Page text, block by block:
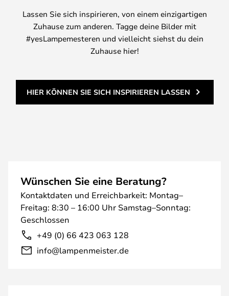
Lassen Sie sich inspirieren, von einem einzigartigen
Zuhause zum anderen. Tagge deine Bilder mit
#yesLampemesteren und vielleicht siehst du dein
Zuhause hier!
HIER KÖNNEN SIE SICH INSPIRIEREN LASSEN
Wünschen Sie eine Beratung?
Kontaktdaten und Erreichbarkeit: Montag–
Freitag: 8:30 – 16:00 Uhr Samstag–Sonntag:
Geschlossen
+49 (0) 66 423 063 128
info@lampenmeister.de